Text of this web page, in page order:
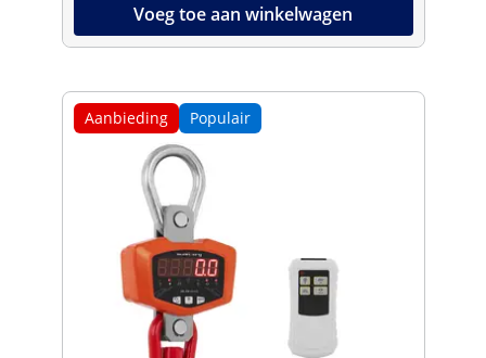
Voeg toe aan winkelwagen
Aanbieding Populair